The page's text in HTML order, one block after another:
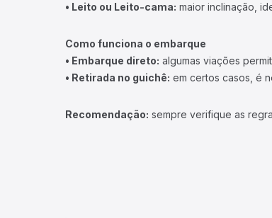
• Leito ou Leito-cama: maior inclinação,
Como funciona o embarque
• Embarque direto: algumas viações
• Retirada no guichê: em certos casos, é
Recomendação: sempre verifique as